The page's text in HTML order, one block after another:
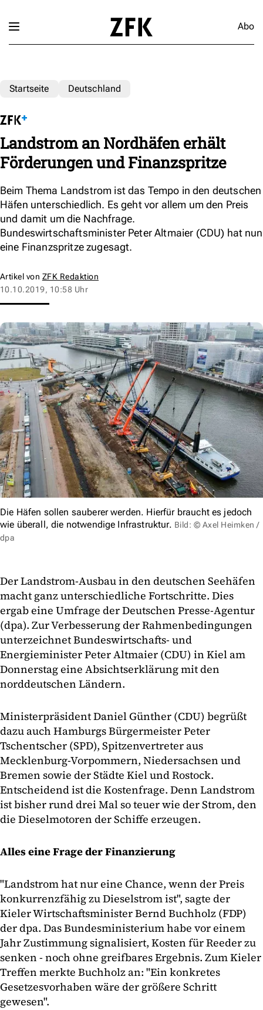
Abo
Startseite Deutschland
Landstrom an Nordhäfen erhält
Förderungen und Finanzspritze
Beim Thema Landstrom ist das Tempo in den deutschen
Häfen unterschiedlich. Es geht vor allem um den Preis
und damit um die Nachfrage.
Bundeswirtschaftsminister Peter Altmaier (CDU) hat nun
eine Finanzspritze zugesagt.
Artikel von ZFK Redaktion
10.10.2019, 10:58 Uhr
Die Häfen sollen sauberer werden. Hierfür braucht es jedoch
wie überall, die notwendige Infrastruktur. Bild: © Axel Heimken /
dpa
Der Landstrom-Ausbau in den deutschen Seehäfen
macht ganz unterschiedliche Fortschritte. Dies
ergab eine Umfrage der Deutschen Presse-Agentur
(dpa). Zur Verbesserung der Rahmenbedingungen
unterzeichnet Bundeswirtschafts- und
Energieminister Peter Altmaier (CDU) in Kiel am
Donnerstag eine Absichtserklärung mit den
norddeutschen Ländern.
Ministerpräsident Daniel Günther (CDU) begrüßt
dazu auch Hamburgs Bürgermeister Peter
Tschentscher (SPD), Spitzenvertreter aus
Mecklenburg-Vorpommern, Niedersachsen und
Bremen sowie der Städte Kiel und Rostock.
Entscheidend ist die Kostenfrage. Denn Landstrom
ist bisher rund drei Mal so teuer wie der Strom, den
die Dieselmotoren der Schiffe erzeugen.
Alles eine Frage der Finanzierung
"Landstrom hat nur eine Chance, wenn der Preis
konkurrenzfähig zu Dieselstrom ist", sagte der
Kieler Wirtschaftsminister Bernd Buchholz (FDP)
der dpa. Das Bundesministerium habe vor einem
Jahr Zustimmung signalisiert, Kosten für Reeder zu
senken - noch ohne greifbares Ergebnis. Zum Kieler
Treffen merkte Buchholz an: "Ein konkretes
Gesetzesvorhaben wäre der größere Schritt
gewesen".